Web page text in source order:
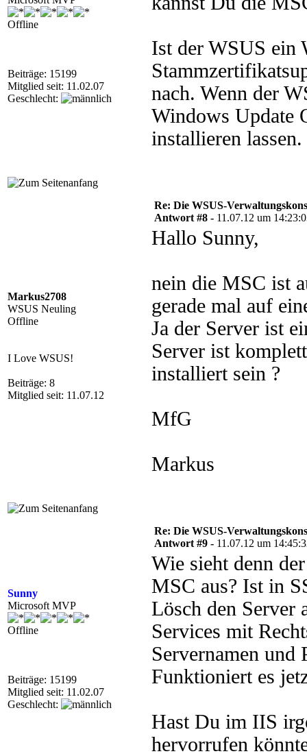
Offline
Beiträge: 15199
Mitglied seit: 11.02.07
Geschlecht:
Ist der WSUS ein
nach. Wenn der
Windows Update
installieren
Markus2708
WSUS Neuling
Offline
I Love WSUS!
Beiträge: 8
Mitglied seit: 11.07.12
Re: Die WSUS-
Antwort #8 - 11.07.12 um
Hallo Sunny,
nein die MSC ist
gerade mal auf
Ja der Server ist
Server ist
installiert sein ?
MfG
Markus
Sunny
Microsoft MVP
Offline
Beiträge: 15199
Mitglied seit: 11.02.07
Geschlecht:
Re: Die WSUS-
Antwort #9 - 11.07.12 um
Wie sieht denn
MSC aus? Ist in
Lösch den Server
Services mit
Servernamen und
Funktioniert es
Hast Du im IIS
hervorrufen